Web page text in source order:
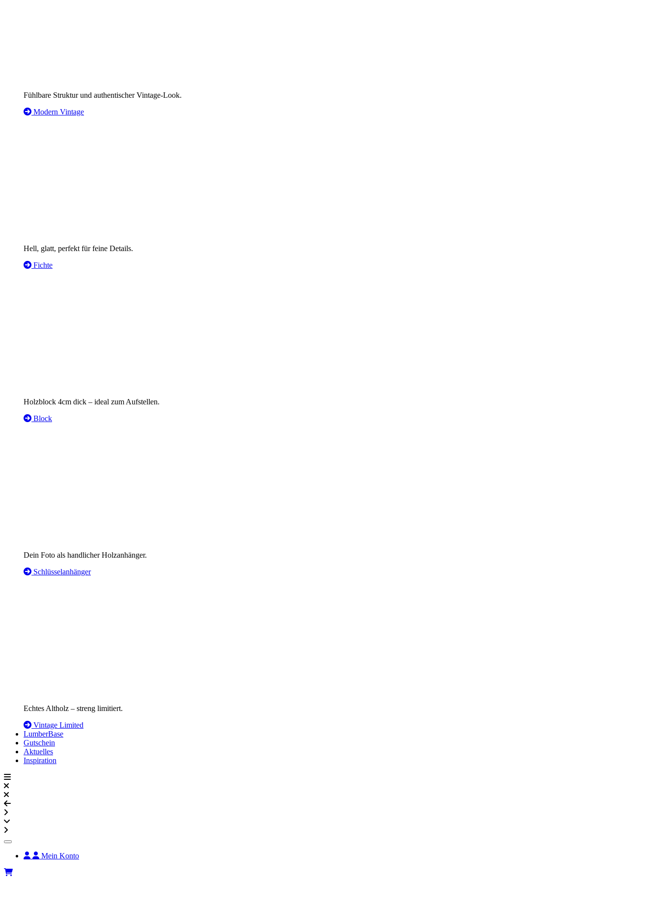
Fühlbare Struktur und authentischer Vintage-Look.
Modern Vintage
Hell, glatt, perfekt für feine Details.
Fichte
Holzblock 4cm dick – ideal zum Aufstellen.
Block
Dein Foto als handlicher Holzanhänger.
Schlüsselanhänger
Echtes Altholz – streng limitiert.
Vintage Limited
LumberBase
Gutschein
Aktuelles
Inspiration
Mein Konto